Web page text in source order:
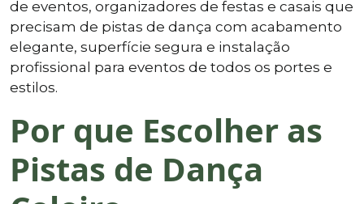
de eventos, organizadores de festas e casais que
precisam de pistas de dança com acabamento
elegante, superfície segura e instalação
profissional para eventos de todos os portes e
estilos.
Por que Escolher as
Pistas de Dança